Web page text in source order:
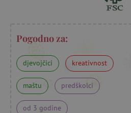
Pogodno za:
djevojčici kreativnost
maštu predškolci
od 3 godine